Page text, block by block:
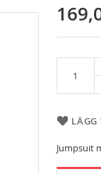
LÄGG
Jumpsuit